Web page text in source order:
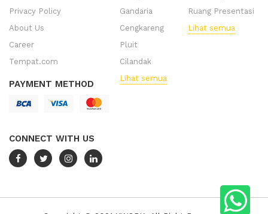
Privacy Policy
About Us
Career
Tempat.com
PAYMENT METHOD
CONNECT WITH US
Gandaria
Cengkareng
Pluit
Cilandak
Lihat semua
Ruang Presentasi
Lihat semua